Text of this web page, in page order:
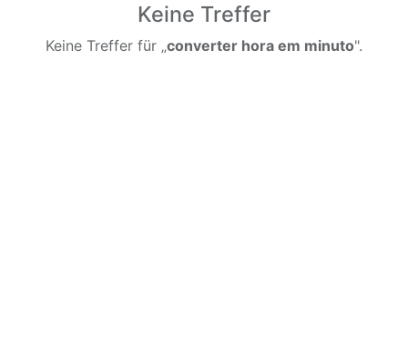
Keine Treffer
Keine Treffer für „converter hora em minuto".